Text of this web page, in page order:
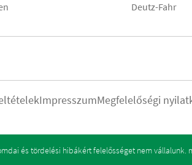
Deutz-Fahr
ImpresszumMegfelelőségi
és tördelési hibákért felelősséget nem vállalunk.